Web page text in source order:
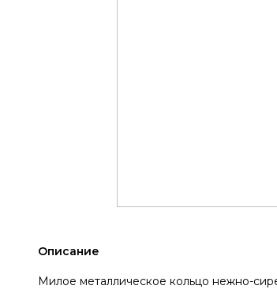
Описание
Милое металлическое кольцо нежно-